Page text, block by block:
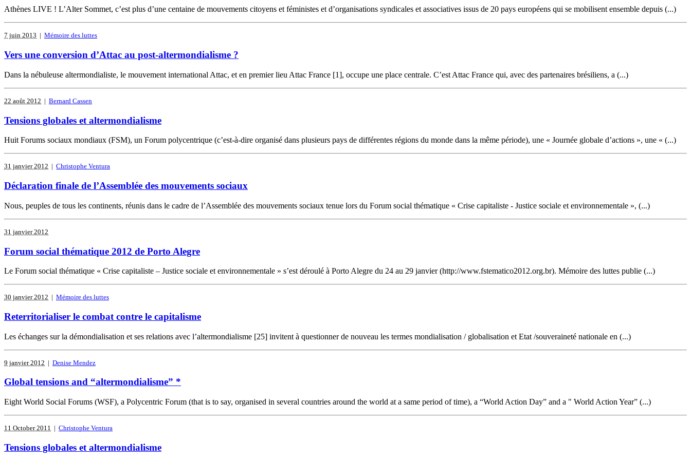
Athènes LIVE ! L’Alter Sommet, c’est plus d’une centaine de mouvements citoyens et féministes et d’organisations syndicales et associatives issus de 20 pays européens qui se mobilisent ensemble depuis (...)
7 juin 2013 | Mémoire des luttes
Vers une conversion d’Attac au post-altermondialisme ?
Dans la nébuleuse altermondialiste, le mouvement international Attac, et en premier lieu Attac France [1], occupe une place centrale. C’est Attac France qui, avec des partenaires brésiliens, a (...)
22 août 2012 | Bernard Cassen
Tensions globales et altermondialisme
Huit Forums sociaux mondiaux (FSM), un Forum polycentrique (c’est-à-dire organisé dans plusieurs pays de différentes régions du monde dans la même période), une « Journée globale d’actions », une « (...)
31 janvier 2012 | Christophe Ventura
Déclaration finale de l’Assemblée des mouvements sociaux
Nous, peuples de tous les continents, réunis dans le cadre de l’Assemblée des mouvements sociaux tenue lors du Forum social thématique « Crise capitaliste - Justice sociale et environnementale », (...)
31 janvier 2012
Forum social thématique 2012 de Porto Alegre
Le Forum social thématique « Crise capitaliste – Justice sociale et environnementale » s’est déroulé à Porto Alegre du 24 au 29 janvier (http://www.fstematico2012.org.br). Mémoire des luttes publie (...)
30 janvier 2012 | Mémoire des luttes
Reterritorialiser le combat contre le capitalisme
Les échanges sur la démondialisation et ses relations avec l’altermondialisme [25] invitent à questionner de nouveau les termes mondialisation / globalisation et Etat /souveraineté nationale en (...)
9 janvier 2012 | Denise Mendez
Global tensions and “altermondialisme” *
Eight World Social Forums (WSF), a Polycentric Forum (that is to say, organised in several countries around the world at a same period of time), a “World Action Day” and a " World Action Year” (...)
11 October 2011 | Christophe Ventura
Tensions globales et altermondialisme